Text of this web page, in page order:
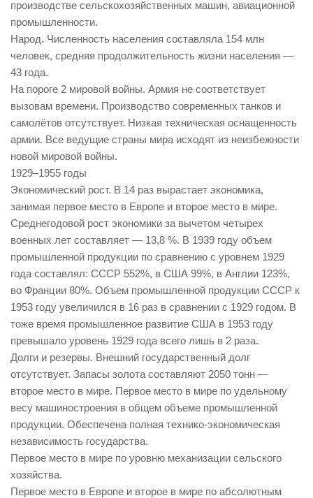
производстве сельскохозяйственных машин, авиационной
промышленности.
Народ. Численность населения составляла 154 млн
человек, средняя продолжительность жизни населения —
43 года.
На пороге 2 мировой войны. Армия не соответствует
вызовам времени. Производство современных танков и
самолётов отсутствует. Низкая техническая оснащенность
армии. Все ведущие страны мира исходят из неизбежности
новой мировой войны.
1929–1955 годы
Экономический рост. В 14 раз вырастает экономика,
занимая первое место в Европе и второе место в мире.
Среднегодовой рост экономики за вычетом четырех
военных лет составляет — 13,8 %. В 1939 году объем
промышленной продукции по сравнению с уровнем 1929
года составлял: СССР 552%, в США 99%, в Англии 123%,
во Франции 80%. Объем промышленной продукции СССР к
1953 году увеличился в 16 раз в сравнении с 1929 годом. В
тоже время промышленное развитие США в 1953 году
превышало уровень 1929 года всего лишь в 2 раза.
Долги и резервы. Внешний государственный долг
отсутствует. Запасы золота составляют 2050 тонн —
второе место в мире. Первое место в мире по удельному
весу машиностроения в общем объеме промышленной
продукции. Обеспечена полная технико-экономическая
независимость государства.
Первое место в мире по уровню механизации сельского
хозяйства.
Первое место в Европе и второе в мире по абсолютным